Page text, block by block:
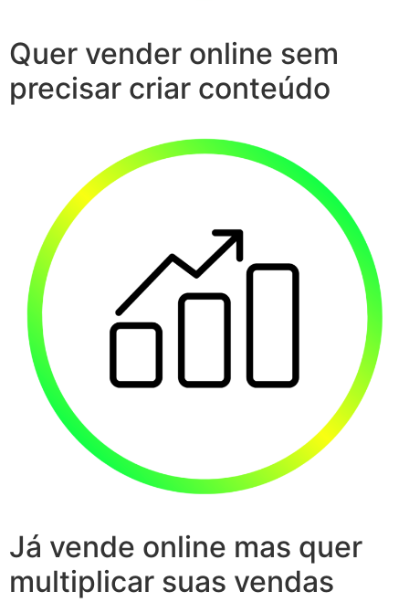
Quer vender online sem
precisar criar conteúdo
Já vende online mas quer
multiplicar suas vendas